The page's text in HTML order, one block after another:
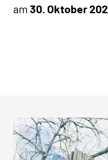
am30. Oktober